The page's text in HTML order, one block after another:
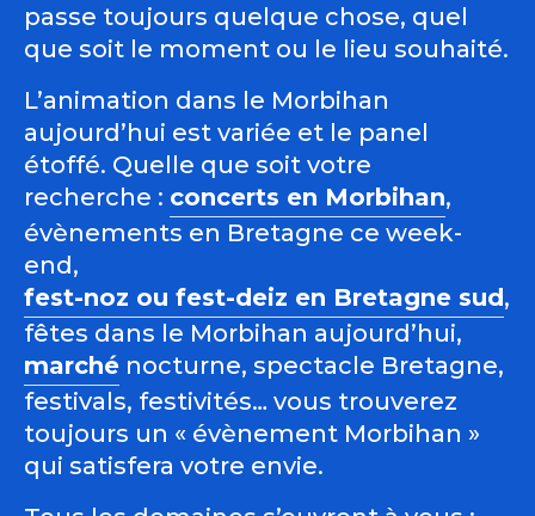
passe toujours quelque chose, quel
que soit le moment ou le lieu souhaité.
L’animation dans le Morbihan
aujourd’hui est variée et le panel
étoffé. Quelle que soit votre
recherche : concerts en Morbihan,
évènements en Bretagne ce week-
end,
fest-noz ou fest-deiz en Bretagne sud,
fêtes dans le Morbihan aujourd’hui,
marché nocturne, spectacle Bretagne,
festivals, festivités… vous trouverez
toujours un « évènement Morbihan »
qui satisfera votre envie.